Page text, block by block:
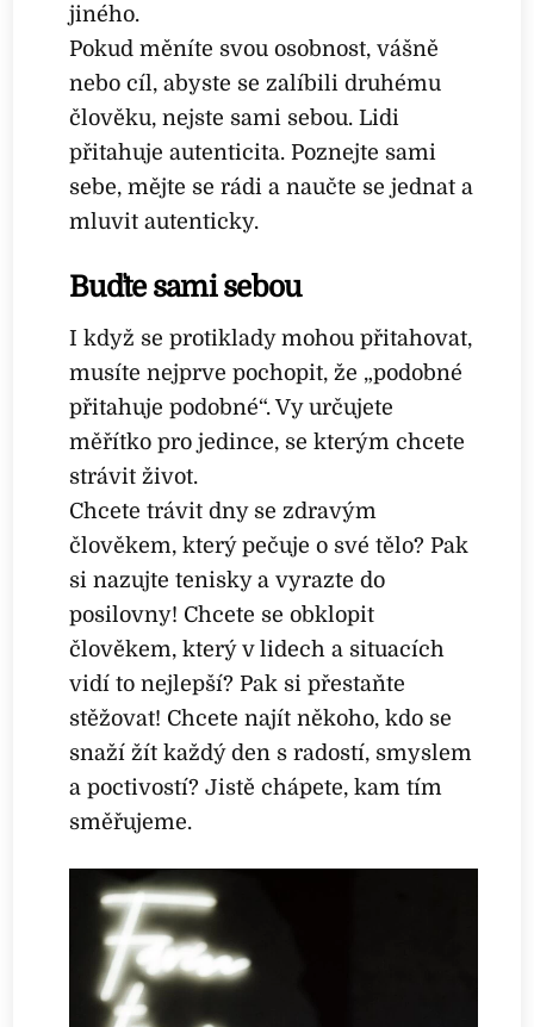
jiného.
Pokud měníte svou osobnost, vášně
nebo cíl, abyste se zalíbili druhému
člověku, nejste sami sebou. Lidi
přitahuje autenticita. Poznejte sami
sebe, mějte se rádi a naučte se jednat a
mluvit autenticky.
Buďte sami sebou
I když se protiklady mohou přitahovat,
musíte nejprve pochopit, že „podobné
přitahuje podobné“. Vy určujete
měřítko pro jedince, se kterým chcete
strávit život.
Chcete trávit dny se zdravým
člověkem, který pečuje o své tělo? Pak
si nazujte tenisky a vyrazte do
posilovny! Chcete se obklopit
člověkem, který v lidech a situacích
vidí to nejlepší? Pak si přestaňte
stěžovat! Chcete najít někoho, kdo se
snaží žít každý den s radostí, smyslem
a poctivostí? Jistě chápete, kam tím
směřujeme.